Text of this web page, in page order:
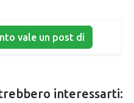
vale un post di
interessarti: